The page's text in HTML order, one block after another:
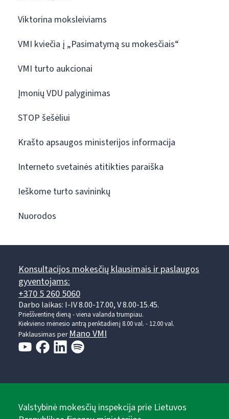
Viktorina moksleiviams
VMI kviečia į „Pasimatymą su mokesčiais“
VMI turto aukcionai
Įmonių VDU palyginimas
STOP šešėliui
Krašto apsaugos ministerijos informacija
Interneto svetainės atitikties paraiška
Ieškome turto savininkų
Nuorodos
Konsultacijos mokesčių klausimais ir paslaugos
gyventojams:
+370 5 260 5060
Darbo laikas: I-IV 8.00-17.00, V 8.00-15.45.
Prieššventinę dieną - viena valanda trumpiau.
Kiekvieno mėnesio antrą penktadienį 8.00 val. - 12.00 val.
Paklausimas perMano VMI
Valstybinė mokesčių inspekcija prie Lietuvos